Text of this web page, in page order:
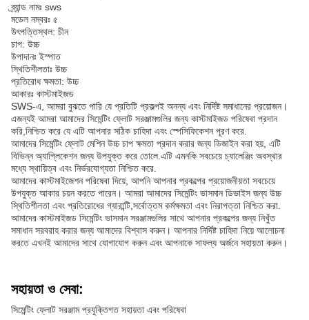
ব্র্যান্ড নামঃ sws
মডেল নম্বরঃ ৫
উৎপত্তিস্থল: চীন
চাপ: উচ্চ
উপাদানঃ ইস্পাত
স্থিতিশীলতাঃ উচ্চ
প্রতিরোধ ক্ষমতা: উচ্চ
আকারঃ কাস্টমাইজড
SWS-এ, আমরা বুঝতে পারি যে প্রতিটি প্রকল্পই অনন্য এবং নির্দিষ্ট সমাধানের প্রয়োজন।
এজন্যই আমরা আমাদের সিমেন্টিং ফ্লোট সরঞ্জামগুলির জন্য কাস্টমাইজড পরিষেবা প্রদান
করি,নিশ্চিত করে যে এটি আপনার সঠিক চাহিদা এবং স্পেসিফিকেশন পূরণ করে.
আমাদের সিমেন্টিং ফ্লোট মেশিন উচ্চ চাপ ক্ষমতা প্রদান করার জন্য ডিজাইন করা হয়, এটি
বিভিন্ন অ্যাপ্লিকেশন জন্য উপযুক্ত করে তোলে.এটি এমনকি সবচেয়ে চ্যালেঞ্জিং অবস্থার
মধ্যে স্থায়িত্ব এবং নির্ভরযোগ্যতা নিশ্চিত করে.
আমাদের কাস্টমাইজেশন পরিষেবা দিয়ে, আপনি আপনার প্রকল্পের প্রয়োজনীয়তা সবচেয়ে
উপযুক্ত আকার চয়ন করতে পারেন। আমরা আমাদের সিমেন্টিং ভাসমান ডিভাইস জন্য উচ্চ
স্থিতিশীলতা এবং প্রতিরোধের গ্যারান্টি,সর্বোত্তম কর্মক্ষমতা এবং নিরাপত্তা নিশ্চিত করা.
আমাদের কাস্টমাইজড সিমেন্টিং ভাসমান সরঞ্জামগুলির সাথে আপনার প্রকল্পের জন্য নিখুঁত
সমাধান সরবরাহ করার জন্য আমাদের বিশ্বাস করুন। আপনার নির্দিষ্ট চাহিদা নিয়ে আলোচনা
করতে এখনই আমাদের সাথে যোগাযোগ করুন এবং আপনাকে সাফল্য অর্জনে সহায়তা করুন।
সহায়তা ও সেবা:
সিমেন্টিং ফ্লোট সরঞ্জাম প্রযুক্তিগত সহায়তা এবং পরিষেবা